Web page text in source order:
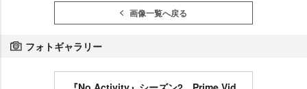
画像一覧へ戻る
フォトギャラリー